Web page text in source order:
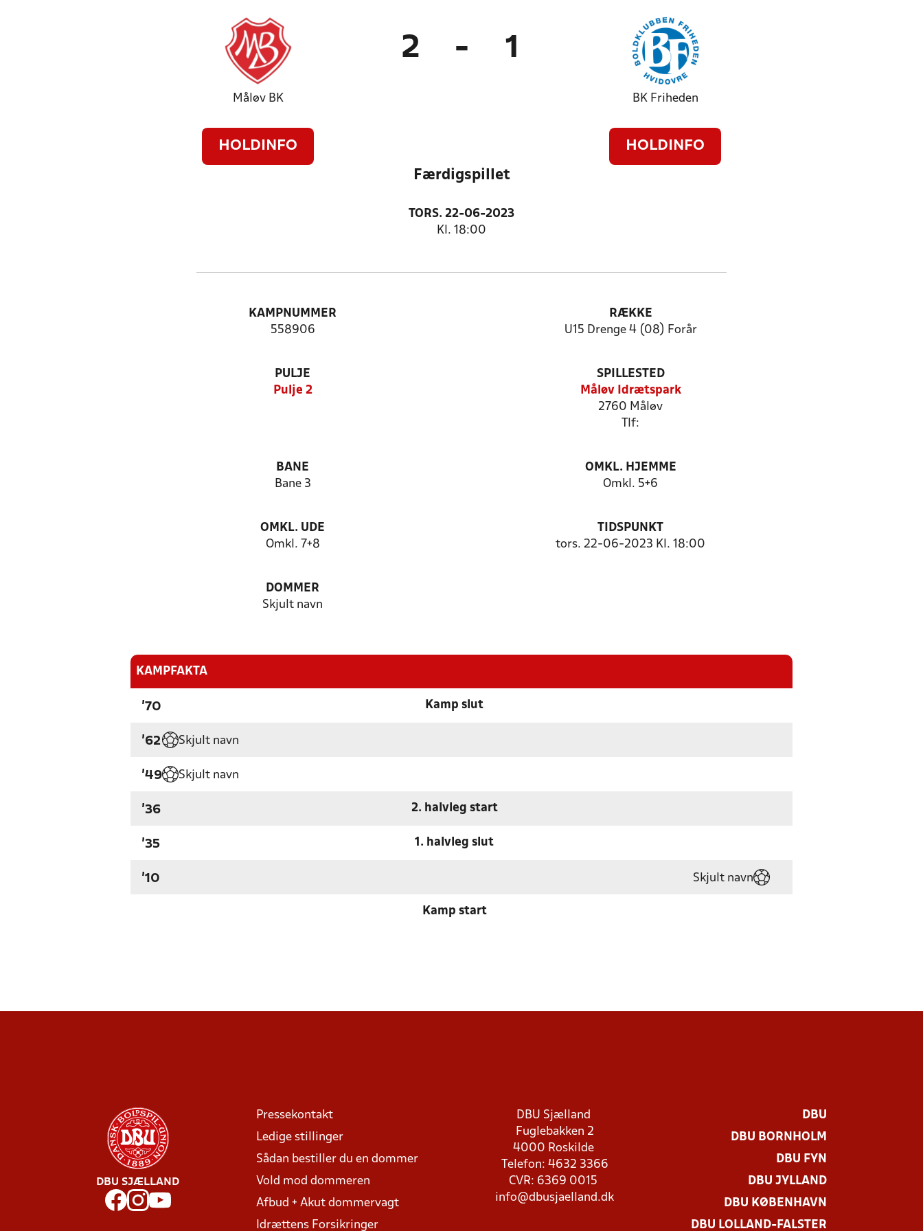
Måløv BK
HOLDINFO
2 - 1
BK Friheden
HOLDINFO
Færdigspillet
TORS. 22-06-2023
Kl. 18:00
KAMPNUMMER
558906
RÆKKE
U15 Drenge 4 (08) Forår
PULJE
Pulje 2
SPILLESTED
Måløv Idrætspark
2760 Måløv
Tlf:
BANE
Bane 3
OMKL. HJEMME
Omkl. 5+6
OMKL. UDE
Omkl. 7+8
TIDSPUNKT
tors. 22-06-2023 Kl. 18:00
DOMMER
Skjult navn
KAMPFAKTA
'70 Kamp slut
'62 Skjult navn
'49 Skjult navn
'36 2. halvleg start
'35 1. halvleg slut
'10 Skjult navn
Kamp start
DBU SJÆLLAND
Pressekontakt
Ledige stillinger
Sådan bestiller du en dommer
Vold mod dommeren
Afbud + Akut dommervagt
Idrættens Forsikringer
DBU Sjælland
Fuglebakken 2
4000 Roskilde
Telefon: 4632 3366
CVR: 6369 0015
info@dbusjaelland.dk
DBU
DBU BORNHOLM
DBU FYN
DBU JYLLAND
DBU KØBENHAVN
DBU LOLLAND-FALSTER